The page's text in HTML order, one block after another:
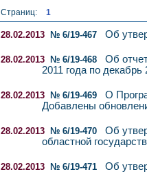
Страниц: 1
28.02.2013 № 6/19-467 Об
28.02.2013 № 6/19-468
Об
2011 года по декабрь
28.02.2013 № 6/19-469
О
Добавлены
28.02.2013 № 6/19-470
Об
областной
28.02.2013 № 6/19-471 Об